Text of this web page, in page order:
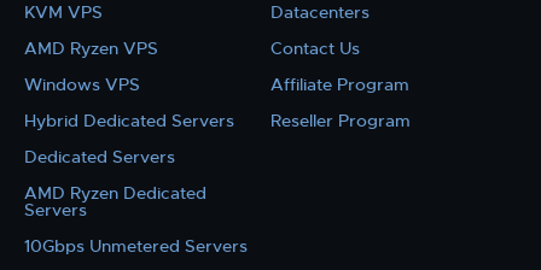
KVM VPS
AMD Ryzen VPS
Windows VPS
Hybrid Dedicated Servers
Dedicated Servers
AMD Ryzen Dedicated
Servers
10Gbps Unmetered Servers
Datacenters
Contact Us
Affiliate Program
Reseller Program